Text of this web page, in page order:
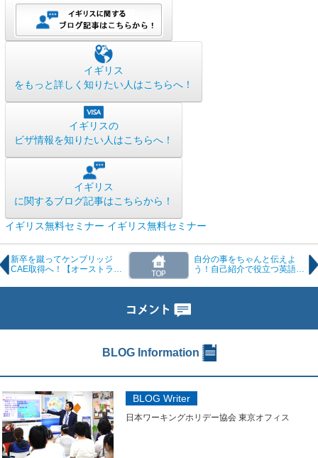
イギリス
をもっと詳しく知りたい人はこちらへ！
イギリスの
ビザ情報を知りたい人はこちらへ！
イギリス
に関するブログ記事はこちらから！
イギリス無料セミナー イギリス無料セミナー
新卒を蹴ってケンブリッジ
CAE取得へ！【オーストラリ
自分の事をちゃんと伝えよ
う！自己紹介で役立つ英語フ
BLOG Information
BLOG Writer
日本ワーキングホリデー協会 東京オフィス